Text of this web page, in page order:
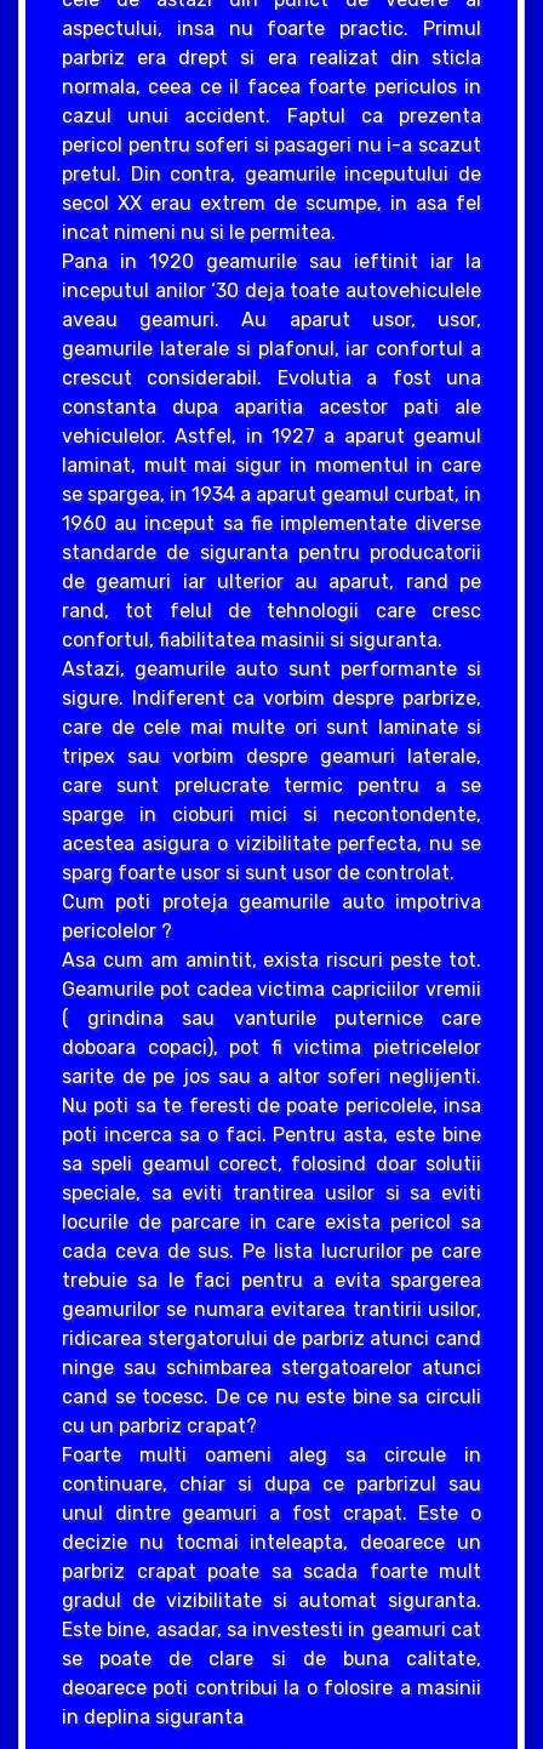
aspectului, insa nu foarte practic. Primul
parbriz era drept si era realizat din sticla
normala, ceea ce il facea foarte periculos in
cazul unui accident. Faptul ca prezenta
pericol pentru soferi si pasageri nu i-a scazut
pretul. Din contra, geamurile inceputului de
secol XX erau extrem de scumpe, in asa fel
incat nimeni nu si le permitea.
Pana in 1920 geamurile sau ieftinit iar la
inceputul anilor ‘30 deja toate autovehiculele
aveau geamuri. Au aparut usor, usor,
geamurile laterale si plafonul, iar confortul a
crescut considerabil. Evolutia a fost una
constanta dupa aparitia acestor pati ale
vehiculelor. Astfel, in 1927 a aparut geamul
laminat, mult mai sigur in momentul in care
se spargea, in 1934 a aparut geamul curbat, in
1960 au inceput sa fie implementate diverse
standarde de siguranta pentru producatorii
de geamuri iar ulterior au aparut, rand pe
rand, tot felul de tehnologii care cresc
confortul, fiabilitatea masinii si siguranta.
Astazi, geamurile auto sunt performante si
sigure. Indiferent ca vorbim despre parbrize,
care de cele mai multe ori sunt laminate si
tripex sau vorbim despre geamuri laterale,
care sunt prelucrate termic pentru a se
sparge in cioburi mici si necontondente,
acestea asigura o vizibilitate perfecta, nu se
sparg foarte usor si sunt usor de controlat.
Cum poti proteja geamurile auto impotriva
pericolelor ?
Asa cum am amintit, exista riscuri peste tot.
Geamurile pot cadea victima capriciilor vremii
( grindina sau vanturile puternice care
doboara copaci), pot fi victima pietricelelor
sarite de pe jos sau a altor soferi neglijenti.
Nu poti sa te feresti de poate pericolele, insa
poti incerca sa o faci. Pentru asta, este bine
sa speli geamul corect, folosind doar solutii
speciale, sa eviti trantirea usilor si sa eviti
locurile de parcare in care exista pericol sa
cada ceva de sus. Pe lista lucrurilor pe care
trebuie sa le faci pentru a evita spargerea
geamurilor se numara evitarea trantirii usilor,
ridicarea stergatorului de parbriz atunci cand
ninge sau schimbarea stergatoarelor atunci
cand se tocesc. De ce nu este bine sa circuli
cu un parbriz crapat?
Foarte multi oameni aleg sa circule in
continuare, chiar si dupa ce parbrizul sau
unul dintre geamuri a fost crapat. Este o
decizie nu tocmai inteleapta, deoarece un
parbriz crapat poate sa scada foarte mult
gradul de vizibilitate si automat siguranta.
Este bine, asadar, sa investesti in geamuri cat
se poate de clare si de buna calitate,
deoarece poti contribui la o folosire a masinii
in deplina siguranta